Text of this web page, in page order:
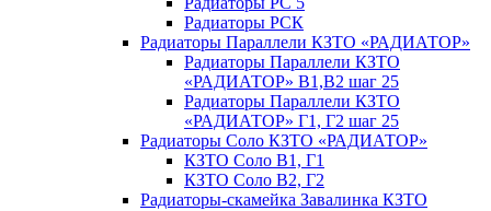
Радиаторы РСК
Радиаторы Параллели КЗТО «РАДИАТОР»
Радиаторы Параллели КЗТО
«РАДИАТОР» В1,В2 шаг 25
Радиаторы Параллели КЗТО
«РАДИАТОР» Г1, Г2 шаг 25
Радиаторы Соло КЗТО «РАДИАТОР»
КЗТО Соло В1, Г1
КЗТО Соло В2, Г2
Радиаторы-скамейка Завалинка КЗТО